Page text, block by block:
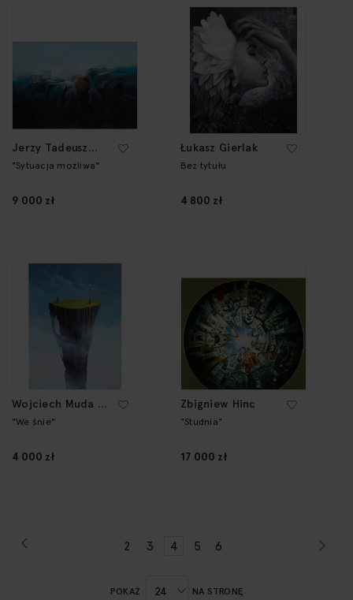
Jerzy Tadeusz
Mróz
"Sytuacja możliwa"
9 000 zł
Łukasz Gierlak
Bez tytułu
4 800 zł
Wojciech Muda /
Munke
"We śnie"
4 000 zł
Zbigniew Hinc
"Studnia"
17 000 zł
Strona
Strona
2 Strona
3
Aktualnie
4 Strona
5 Strona
6
POKAŻ NA STRONĘ